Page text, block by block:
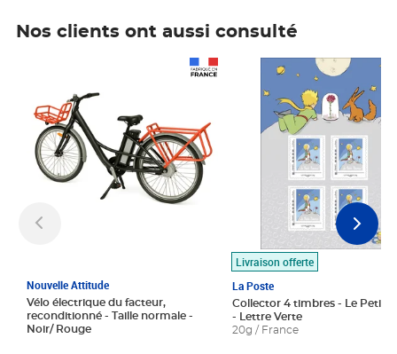
Nos clients ont aussi consulté
Nouvelle Attitude
Vélo électrique du facteur,
reconditionné - Taille normale -
Noir/ Rouge
Livraison offerte
La Poste
Collector 4 timbres - Le Petit
- Lettre Verte
20g / France
Prix 7,50€